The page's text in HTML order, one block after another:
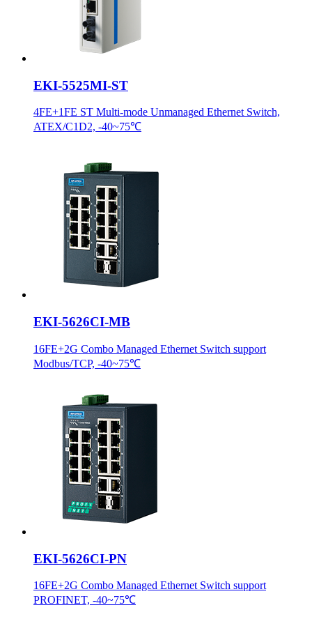
EKI-5525MI-ST
4FE+1FE ST Multi-mode Unmanaged Ethernet Switch,
ATEX/C1D2, -40~75℃
EKI-5626CI-MB
16FE+2G Combo Managed Ethernet Switch support
Modbus/TCP, -40~75℃
EKI-5626CI-PN
16FE+2G Combo Managed Ethernet Switch support
PROFINET, -40~75℃